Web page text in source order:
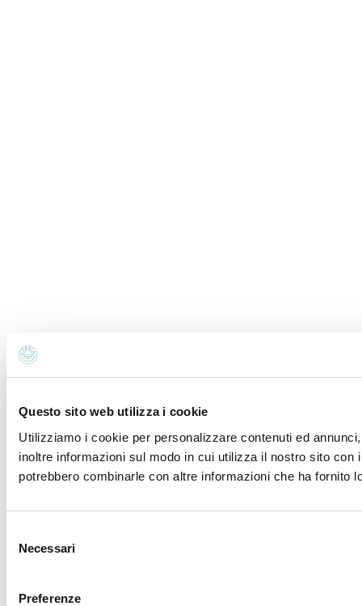
Questo sito web utilizza i cookie
Utilizziamo i cookie per personalizzare contenuti ed
inoltre informazioni sul modo in cui utilizza il nostro sito
potrebbero combinarle con altre informazioni che ha fornito
delNecessari
Preferenze